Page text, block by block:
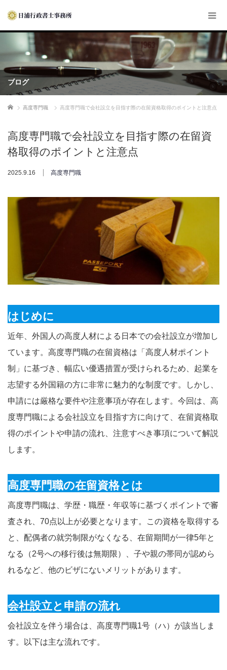
ブログ
ホーム 高度専門職 高度専門職で会社設立を目指す際の在留資格取得のポイントと注意点
高度専門職で会社設立を目指す際の在留資
格取得のポイントと注意点
2025.9.16 高度専門職
はじめに
近年、外国人の高度人材による日本での会社設立が増加し
ています。高度専門職の在留資格は「高度人材ポイント
制」に基づき、幅広い優遇措置が受けられるため、起業を
志望する外国籍の方に非常に魅力的な制度です。しかし、
申請には厳格な要件や注意事項が存在します。今回は、高
度専門職による会社設立を目指す方に向けて、在留資格取
得のポイントや申請の流れ、注意すべき事項について解説
します。
高度専門職の在留資格とは
高度専門職は、学歴・職歴・年収等に基づくポイントで審
査され、70点以上が必要となります。この資格を取得する
と、配偶者の就労制限がなくなる、在留期間が一律5年と
なる（2号への移行後は無期限）、子や親の帯同が認めら
れるなど、他のビザにないメリットがあります。
会社設立と申請の流れ
会社設立を伴う場合は、高度専門職1号（ハ）が該当しま
す。以下は主な流れです。